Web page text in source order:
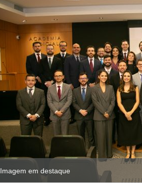
Imagem em destaque